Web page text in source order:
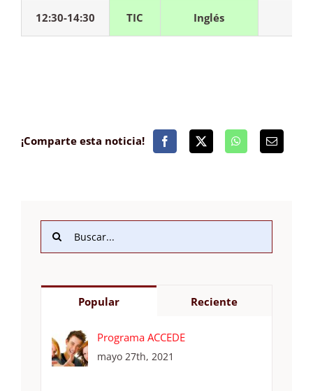
12:30-14:30 TIC Inglés
¡Comparte esta noticia!
Buscar:
Popular Reciente
Programa ACCEDE
mayo 27th, 2021